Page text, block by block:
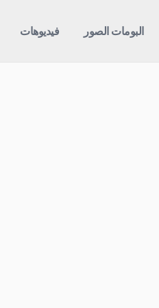
فيديوهات البومات الصور